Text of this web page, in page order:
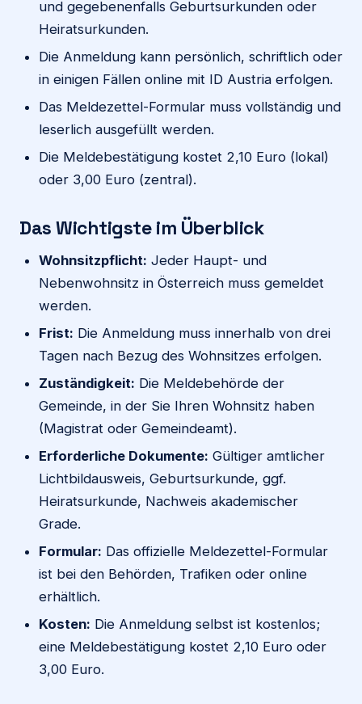
und gegebenenfalls Geburtsurkunden oder
Heiratsurkunden.
Die Anmeldung kann persönlich, schriftlich oder
in einigen Fällen online mit ID Austria erfolgen.
Das Meldezettel-Formular muss vollständig und
leserlich ausgefüllt werden.
Die Meldebestätigung kostet 2,10 Euro (lokal)
oder 3,00 Euro (zentral).
Das Wichtigste im Überblick
Wohnsitzpflicht: Jeder Haupt- und
Nebenwohnsitz in Österreich muss gemeldet
werden.
Frist: Die Anmeldung muss innerhalb von drei
Tagen nach Bezug des Wohnsitzes erfolgen.
Zuständigkeit: Die Meldebehörde der
Gemeinde, in der Sie Ihren Wohnsitz haben
(Magistrat oder Gemeindeamt).
Erforderliche Dokumente: Gültiger amtlicher
Lichtbildausweis, Geburtsurkunde, ggf.
Heiratsurkunde, Nachweis akademischer
Grade.
Formular: Das offizielle Meldezettel-Formular
ist bei den Behörden, Trafiken oder online
erhältlich.
Kosten: Die Anmeldung selbst ist kostenlos;
eine Meldebestätigung kostet 2,10 Euro oder
3,00 Euro.